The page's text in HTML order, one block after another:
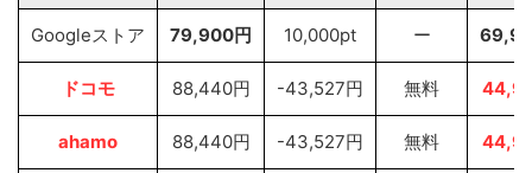
Googleストア 79,900円 10,000pt ー
ドコモ 88,440円 -43,527円 無料
ahamo 88,440円 -43,527円 無料